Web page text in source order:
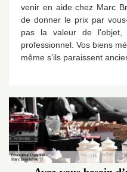
venir en aide chez Marc
de donner le prix par
pas la valeur de l'objet,
professionnel. Vos biens
même s’ils paraissent